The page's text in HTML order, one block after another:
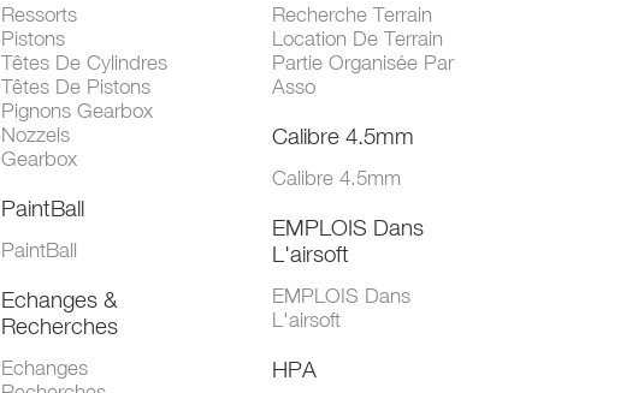
Ressorts
Pistons
Têtes De Cylindres
Têtes De Pistons
Pignons Gearbox
Nozzels
Gearbox
PaintBall
PaintBall
Echanges &
Recherches
Echanges
Recherche Terrain
Location De Terrain
Partie Organisée Par
Asso
Calibre 4.5mm
Calibre 4.5mm
EMPLOIS Dans
L'airsoft
EMPLOIS Dans
L'airsoft
HPA